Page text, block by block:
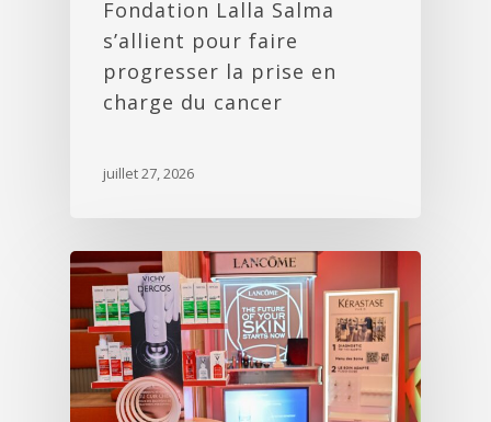
Fondation Lalla Salma
s’allient pour faire
progresser la prise en
charge du cancer
juillet 27, 2026